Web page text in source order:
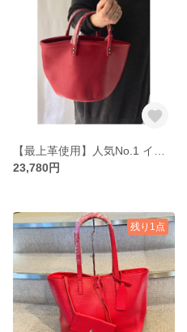
23,780円
残り1点